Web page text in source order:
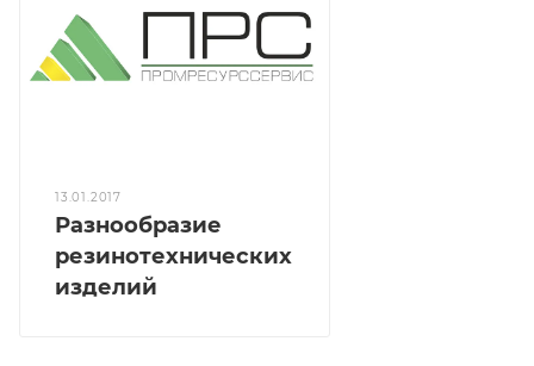
13.01.2017
Разнообразие
резинотехнических
изделий